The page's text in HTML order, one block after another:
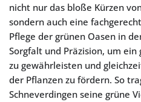
nicht nur das bloße Kürzen
sondern auch eine
Pflege der grünen Oasen in
Sorgfalt und Präzision, um ein
zu gewährleisten und
der Pflanzen zu fördern. So
Schneverdingen seine grüne